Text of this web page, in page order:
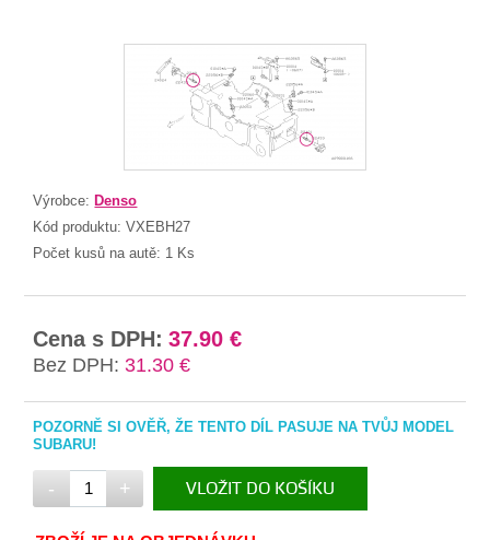
Výrobce: Denso
Kód produktu:VXEBH27
Počet kusů na autě: 1 Ks
Cena s DPH: 37.90 €
Bez DPH: 31.30 €
POZORNĚ SI OVĚŘ, ŽE TENTO DÍL PASUJE NA TVŮJ MODEL
SUBARU!
- + VLOŽIT DO KOŠÍKU
V KOŠÍKU